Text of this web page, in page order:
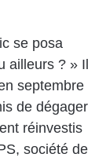
se posa
ailleurs ? » Il
septembre
de dégager
réinvestis
société de